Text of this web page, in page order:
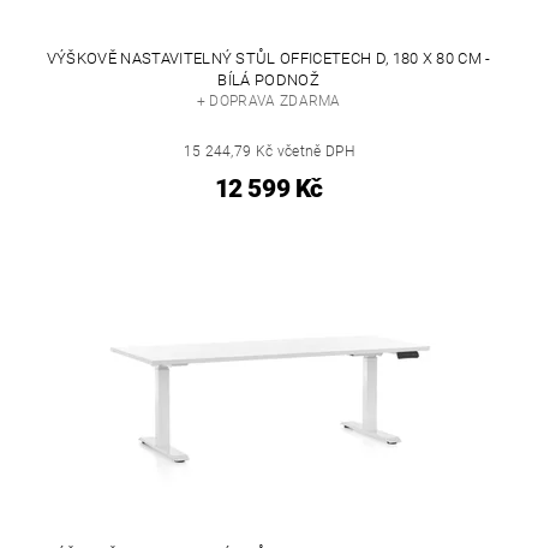
VÝŠKOVĚ NASTAVITELNÝ STŮL OFFICETECH D, 180 X 80 CM -
BÍLÁ PODNOŽ
+ DOPRAVA ZDARMA
15 244,79 Kč včetně DPH
12 599 Kč